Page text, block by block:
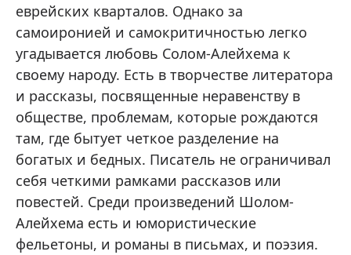
еврейских кварталов. Однако за
самоиронией и самокритичностью легко
угадывается любовь Солом-Алейхема к
своему народу. Есть в творчестве литератора
и рассказы, посвященные неравенству в
обществе, проблемам, которые рождаются
там, где бытует четкое разделение на
богатых и бедных. Писатель не ограничивал
себя четкими рамками рассказов или
повестей. Среди произведений Шолом-
Алейхема есть и юмористические
фельетоны, и романы в письмах, и поэзия.